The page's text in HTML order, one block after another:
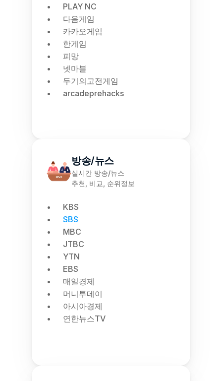
PLAY NC
다음게임
카카오게임
한게임
피망
넷마블
두기의고전게임
arcadeprehacks
방송/뉴스
실시간 방송/뉴스
추천, 비교, 순위정보
KBS
SBS
MBC
JTBC
YTN
EBS
매일경제
머니투데이
아시아경제
연한뉴스TV